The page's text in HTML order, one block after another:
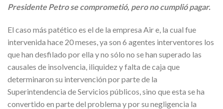
Presidente Petro se comprometió, pero no cumplió pagar.
El caso más patético es el de la empresa Air e, la cual fue
intervenida hace 20 meses, ya son 6 agentes interventores los
que han desfilado por ella y no sólo no se han superado las
causales de insolvencia, iliquidez y falta de caja que
determinaron su intervención por parte de la
Superintendencia de Servicios públicos, sino que esta se ha
convertido en parte del problema y por su negligencia la